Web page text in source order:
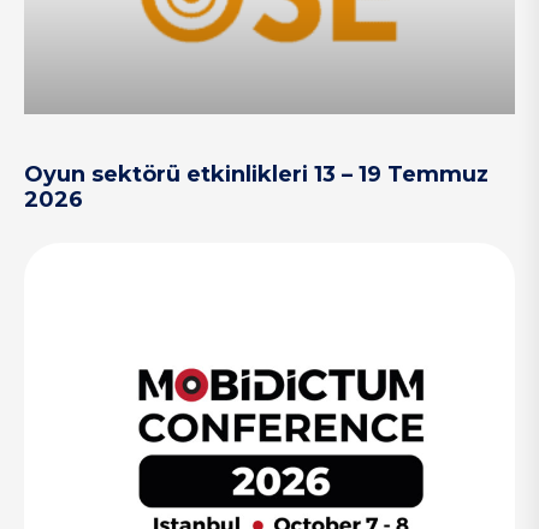
Oyun sektörü etkinlikleri 13 – 19 Temmuz
2026